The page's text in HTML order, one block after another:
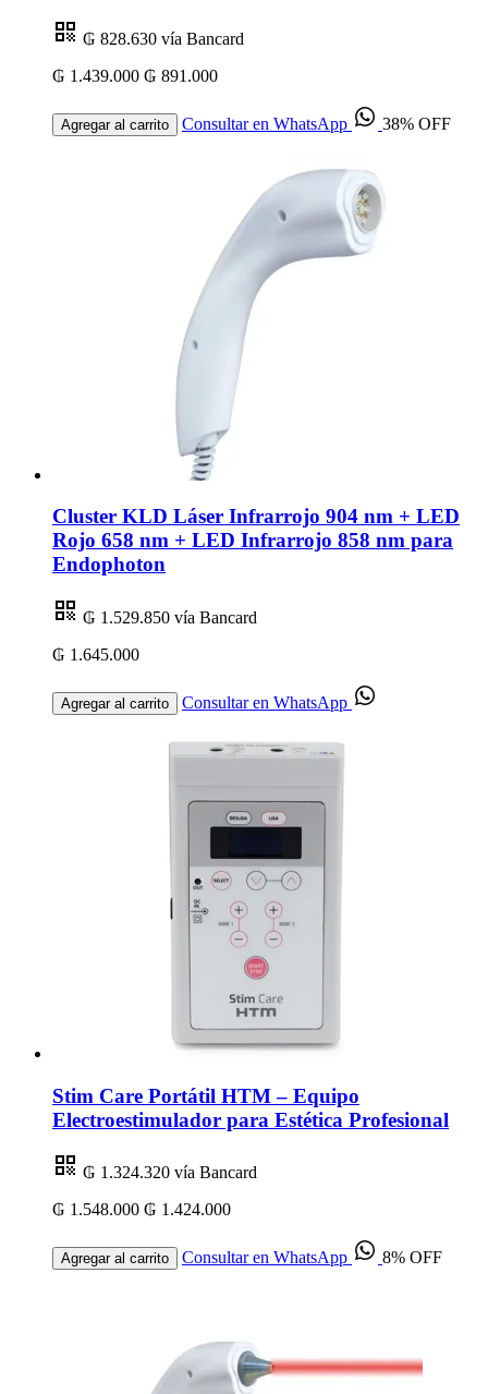
₲ 828.630 vía Bancard
₲ 1.439.000 ₲ 891.000
Agregar al carrito Consultar en WhatsApp 38% OFF
Cluster KLD Láser Infrarrojo 904 nm + LED
Rojo 658 nm + LED Infrarrojo 858 nm para
Endophoton
₲ 1.529.850 vía Bancard
₲ 1.645.000
Agregar al carrito Consultar en WhatsApp
Stim Care Portátil HTM – Equipo
Electroestimulador para Estética Profesional
₲ 1.324.320 vía Bancard
₲ 1.548.000 ₲ 1.424.000
Agregar al carrito Consultar en WhatsApp 8% OFF